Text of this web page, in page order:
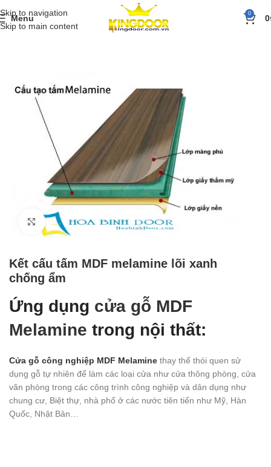
Skip to navigation
Skip to main content
Menu 0 0
Trang chủ» Sản phẩm Cửa gỗ»Cửa gỗ MDF Melamine
Click to enlarge
Kết cấu tấm MDF melamine lõi xanh
chống ẩm
Ứng dụng cửa gỗ MDF
Melamine trong nội thất:
Cửa gỗ công nghiệp MDF Melamine thay thế thói quen sử
dụng gỗ tự nhiên để làm các loại cửa như cửa thông phòng, cửa
văn phòng trong các công trình công nghiệp và dân dụng như
chung cư, Biệt thự, nhà phố ở các nước tiên tiến như Mỹ, Hàn
Quốc, Nhật Bản…